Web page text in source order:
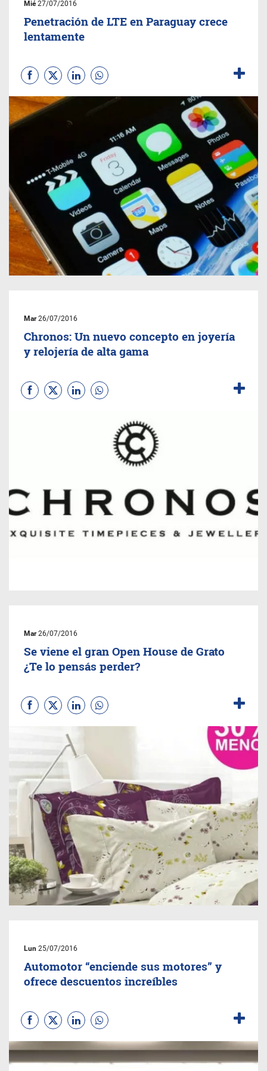
Mié27/07/2016
Penetración de LTE en Paraguay crece
lentamente
Mar26/07/2016
Chronos: Un nuevo concepto en joyería
y relojería de alta gama
Mar26/07/2016
Se viene el gran Open House de Grato
¿Te lo pensás perder?
Lun 25/07/2016
Automotor “enciende sus motores” y
ofrece descuentos increíbles